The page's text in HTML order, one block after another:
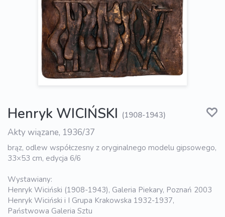
Henryk WICIŃSKI (1908-1943)
Akty wiązane, 1936/37
brąz, odlew współczesny z oryginalnego modelu gipsowego,
33×53 cm, edycja 6/6
Wystawiany:
Henryk Wiciński (1908-1943), Galeria Piekary, Poznań 2003
Henryk Wiciński i I Grupa Krakowska 1932-1937,
Państwowa Galeria Sztu